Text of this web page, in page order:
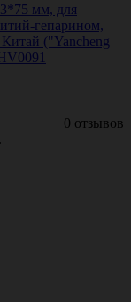
мм, для
гепарином,
("Yancheng
0 отзывов